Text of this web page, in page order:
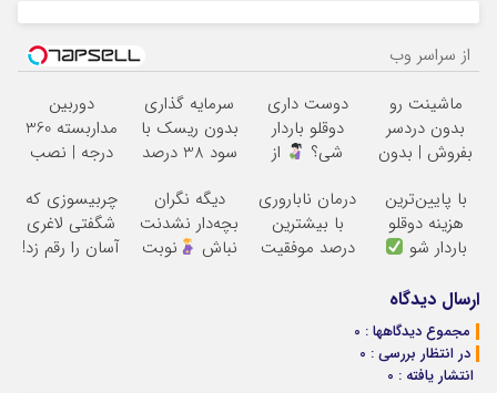
از سراسر وب
ماشینت رو
بدون دردسر
بفروش | بدون
دوست داری
دوقلو باردار
شی؟
از
بگیر
سرمایه گذاری
بدون ریسک با
سود 38 درصد
دوربین
مداربسته 360
درجه | نصب
با پایین‌ترین
هزینه دوقلو
باردار شو
درمان ناباروری
با بیشترین
درصد موفقیت
دیگه نگران
بچه‌دار نشدنت
نباش
نوبت
چربیسوزی که
شگفتی لاغری
آسان را رقم زد!
ارسال دیدگاه
مجموع دیدگاهها : 0
در انتظار بررسی : 0
انتشار یافته : 0